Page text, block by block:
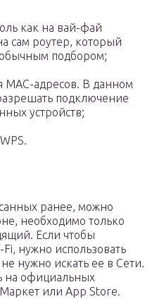
как на вай-фай
сам роутер, который
обычным подбором;
МАС-адресов. В данном
подключение
устройств;
ранее, можно
необходимо только
Если чтобы
нужно использовать
нужно искать ее в Сети.
на официальных
или App Store.